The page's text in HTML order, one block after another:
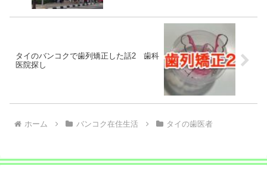
タイのバンコクで歯列矯正した話2 歯科
医院探し
ホーム バンコク在住生活 タイの歯医者